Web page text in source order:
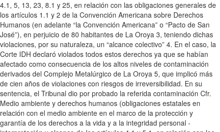
4.1, 5, 13, 23, 8.1 y 25, en relación con las obligaciones generales de
los artículos 1.1 y 2 de la Convención Americana sobre Derechos
Humanos (en adelante “la Convención Americana” o “Pacto de San
José”), en perjuicio de 80 habitantes de La Oroya 3, teniendo dichas
violaciones, por su naturaleza, un “alcance colectivo” 4. En el caso, la
Corte IDH declaró violados todos estos derechos ya que se habían
afectado como consecuencia de los altos niveles de contaminación
derivados del Complejo Metalúrgico de La Oroya 5, que implicó más
de cien años de violaciones con riesgos de irreversibilidad. En su
sentencia, el Tribunal dio por probado la referida contaminación Cfr.
Medio ambiente y derechos humanos (obligaciones estatales en
relación con el medio ambiente en el marco de la protección y
garantía de los derechos a la vida y a la integridad personal -